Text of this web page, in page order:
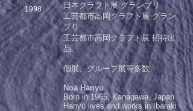
1998
日本クラフト展 グランプリ
工芸都市高岡クラフト展 グラン
プリ
工芸都市高岡クラフト展 招待出
品
個展、グループ展等多数
Noa Hanyu
Born in 1965, Kanagawa, Japan
Hanyu lives and works in Ibaraki